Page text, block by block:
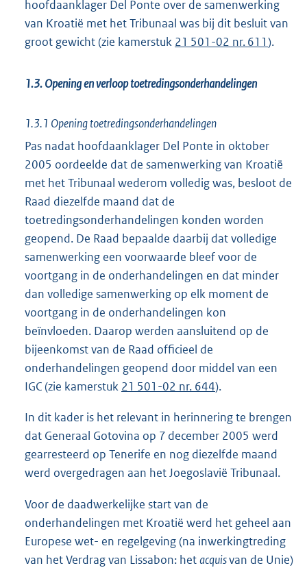
hoofdaanklager Del Ponte over de samenwerking
van Kroatië met het Tribunaal was bij dit besluit van
groot gewicht (zie kamerstuk 21 501-02 nr. 611).
1.3. Opening en verloop toetredingsonderhandelingen
1.3.1 Opening toetredingsonderhandelingen
Pas nadat hoofdaanklager Del Ponte in oktober
2005 oordeelde dat de samenwerking van Kroatië
met het Tribunaal wederom volledig was, besloot de
Raad diezelfde maand dat de
toetredingsonderhandelingen konden worden
geopend. De Raad bepaalde daarbij dat volledige
samenwerking een voorwaarde bleef voor de
voortgang in de onderhandelingen en dat minder
dan volledige samenwerking op elk moment de
voortgang in de onderhandelingen kon
beïnvloeden. Daarop werden aansluitend op de
bijeenkomst van de Raad officieel de
onderhandelingen geopend door middel van een
IGC (zie kamerstuk 21 501-02 nr. 644).
In dit kader is het relevant in herinnering te brengen
dat Generaal Gotovina op 7 december 2005 werd
gearresteerd op Tenerife en nog diezelfde maand
werd overgedragen aan het Joegoslavië Tribunaal.
Voor de daadwerkelijke start van de
onderhandelingen met Kroatië werd het geheel aan
Europese wet- en regelgeving (na inwerkingtreding
van het Verdrag van Lissabon: hetacquisvan de Unie)